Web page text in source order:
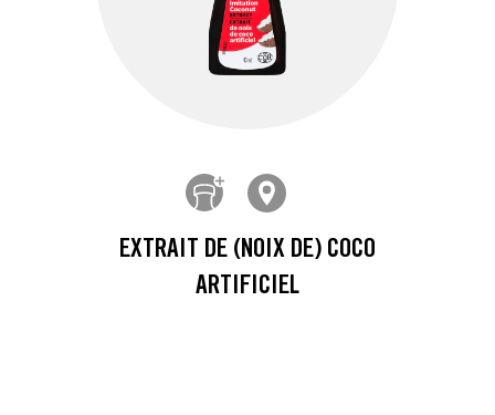
EXTRAIT DE (NOIX DE) COCO
ARTIFICIEL